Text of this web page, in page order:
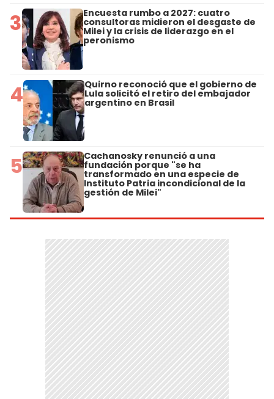
3 Encuesta rumbo a 2027: cuatro
consultoras midieron el desgaste de
Milei y la crisis de liderazgo en el
peronismo
4 Quirno reconoció que el gobierno de
Lula solicitó el retiro del embajador
argentino en Brasil
5 Cachanosky renunció a una
fundación porque "se ha
transformado en una especie de
Instituto Patria incondicional de la
gestión de Milei"